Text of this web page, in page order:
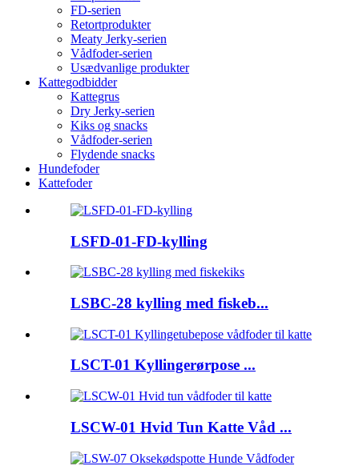
FD-serien
Retortprodukter
Meaty Jerky-serien
Vådfoder-serien
Usædvanlige produkter
Kattegodbidder
Kattegrus
Dry Jerky-serien
Kiks og snacks
Vådfoder-serien
Flydende snacks
Hundefoder
Kattefoder
LSFD-01-FD-kylling
LSBC-28 kylling med fiskeb...
LSCT-01 Kyllingerørpose ...
LSCW-01 Hvid Tun Katte Våd ...